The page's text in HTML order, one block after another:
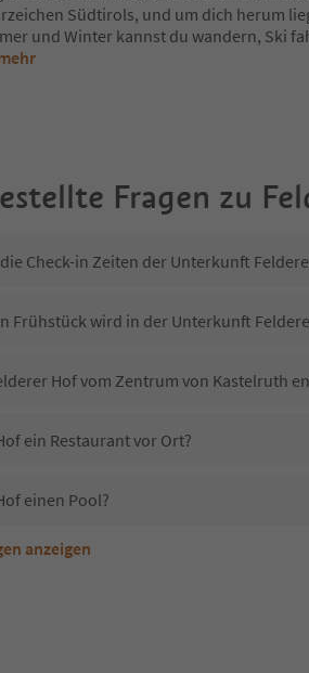
Südtirols, und um dich herum
und Winter kannst du wandern, Ski
Fragen zu
Check-in Zeiten der Unterkunft
Frühstück wird in der Unterkunft
Hof vom Zentrum von Kastelruth
ein Restaurant vor Ort?
einen Pool?
in der Unterkunft Felderer Hof erlaubt?
bietet Felderer Hof?
anzeigen